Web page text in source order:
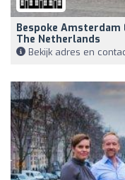
Bespoke Amsterdam
The Netherlands
Bekijk adres en